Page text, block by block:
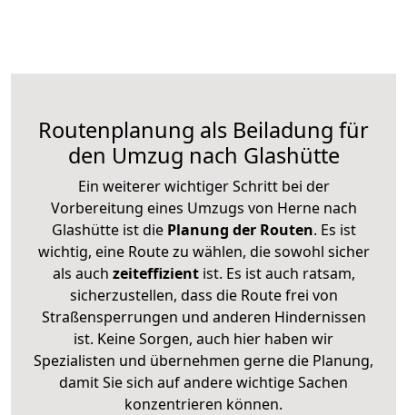
Routenplanung als Beiladung für
den Umzug nach Glashütte
Ein weiterer wichtiger Schritt bei der
Vorbereitung eines Umzugs von Herne nach
Glashütte ist diePlanung der Routen. Es ist
wichtig, eine Route zu wählen, die sowohl sicher
als auch zeiteffizientist. Es ist auch ratsam,
sicherzustellen, dass die Route frei von
Straßensperrungen und anderen Hindernissen
ist. Keine Sorgen, auch hier haben wir
Spezialisten und übernehmen gerne die Planung,
damit Sie sich auf andere wichtige Sachen
konzentrieren können.